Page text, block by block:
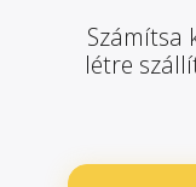
Számítsa
létre